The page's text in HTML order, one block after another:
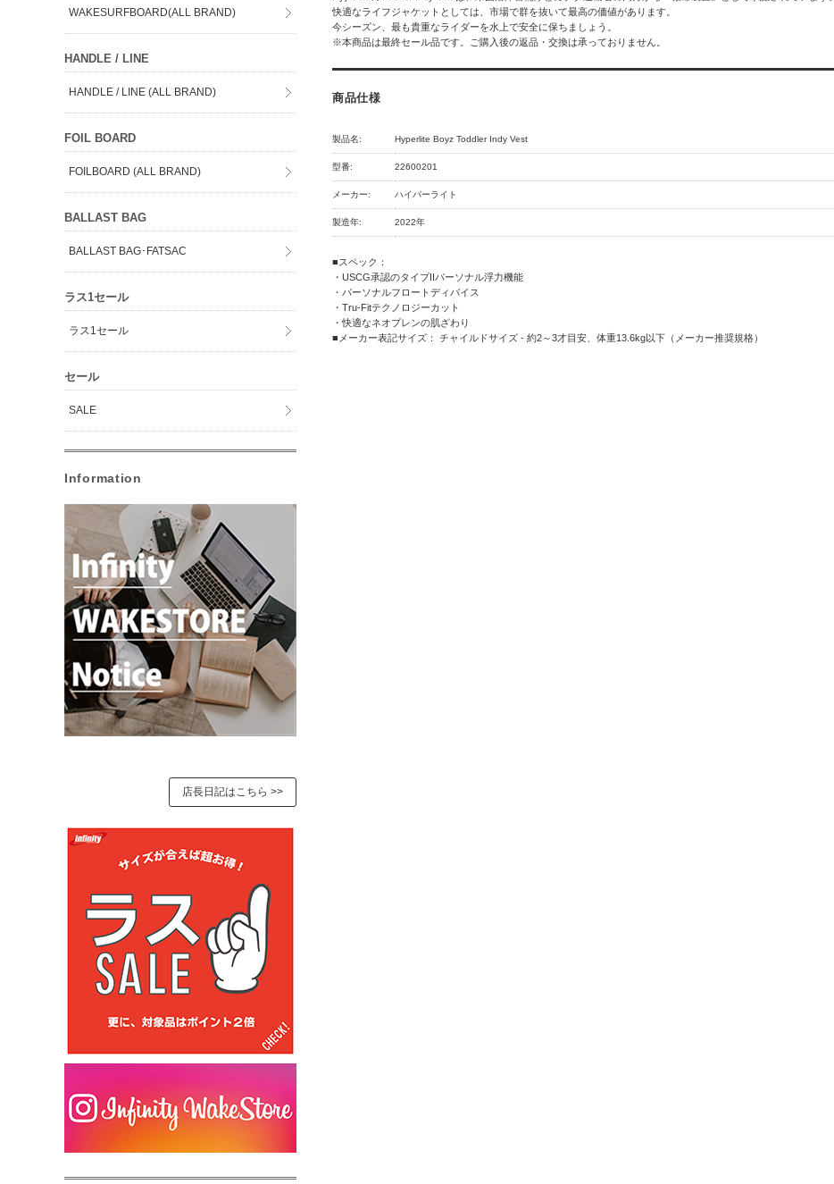
快適なライフジャケットとしては、市場で群を抜いて最高の価値があります。
今シーズン、最も貴重なライダーを水上で安全に保ちましょう。
※本商品は最終セール品です。ご購入後の返品・交換は承っておりません。
商品仕様
製品名: Hyperlite Boyz Toddler Indy Vest
型番: 22600201
メーカー: ハイパーライト
製造年: 2022年
■スペック：
・USCG承認のタイプIIパーソナル浮力機能
・パーソナルフロートディバイス
・Tru-Fitテクノロジーカット
・快適なネオプレンの肌ざわり
■メーカー表記サイズ： チャイルドサイズ - 約2～3才目安、体重13.6kg以下（メーカー推奨規格）
WAKESURFBOARD(ALL BRAND)
HANDLE / LINE
HANDLE / LINE (ALL BRAND)
FOIL BOARD
FOILBOARD (ALL BRAND)
BALLAST BAG
BALLAST BAG･FATSAC
ラス1セール
ラス1セール
セール
SALE
Information
店長日記はこちら >>